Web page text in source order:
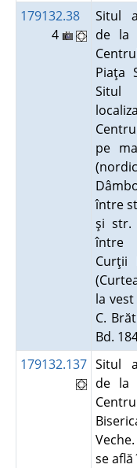
179132.38
4
Situl
de la
Piaţa
pe
între
şi str.
între
Curţii
la
C.
Bd.
179132.137 Situl
de la
se